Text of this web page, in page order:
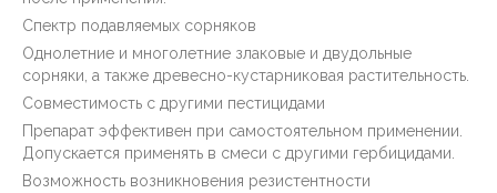
Спектр подавляемых сорняков
Однолетние и многолетние злаковые и двудольные
сорняки, а также древесно-кустарниковая растительность.
Совместимость с другими пестицидами
Препарат эффективен при самостоятельном применении.
Допускается применять в смеси с другими гербицидами.
Возможность возникновения резистентности